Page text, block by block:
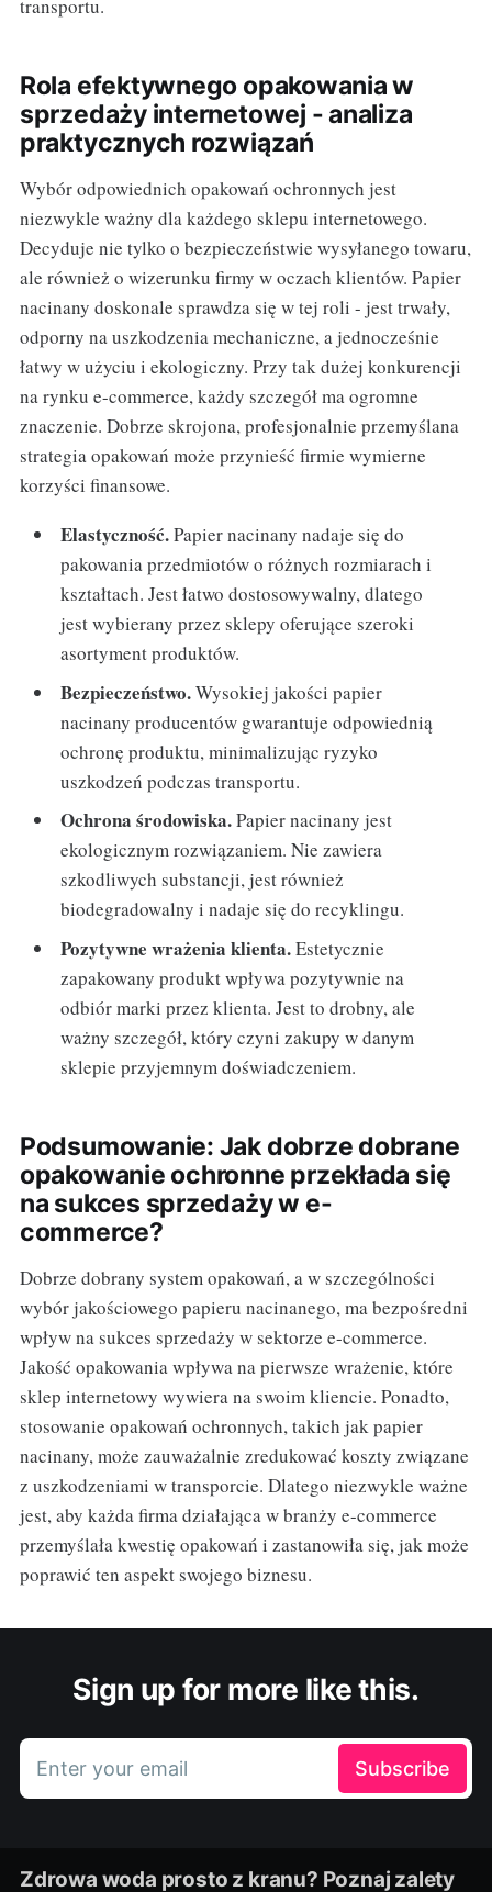
transportu.
Rola efektywnego opakowania w
sprzedaży internetowej - analiza
praktycznych rozwiązań
Wybór odpowiednich opakowań ochronnych jest
niezwykle ważny dla każdego sklepu internetowego.
Decyduje nie tylko o bezpieczeństwie wysyłanego towaru,
ale również o wizerunku firmy w oczach klientów. Papier
nacinany doskonale sprawdza się w tej roli - jest trwały,
odporny na uszkodzenia mechaniczne, a jednocześnie
łatwy w użyciu i ekologiczny. Przy tak dużej konkurencji
na rynku e-commerce, każdy szczegół ma ogromne
znaczenie. Dobrze skrojona, profesjonalnie przemyślana
strategia opakowań może przynieść firmie wymierne
korzyści finansowe.
Elastyczność.Papier nacinany nadaje się do
pakowania przedmiotów o różnych rozmiarach i
kształtach. Jest łatwo dostosowywalny, dlatego
jest wybierany przez sklepy oferujące szeroki
asortyment produktów.
Bezpieczeństwo.Wysokiej jakości papier
nacinany producentów gwarantuje odpowiednią
ochronę produktu, minimalizując ryzyko
uszkodzeń podczas transportu.
Ochrona środowiska.Papier nacinany jest
ekologicznym rozwiązaniem. Nie zawiera
szkodliwych substancji, jest również
biodegradowalny i nadaje się do recyklingu.
Pozytywne wrażenia klienta.Estetycznie
zapakowany produkt wpływa pozytywnie na
odbiór marki przez klienta. Jest to drobny, ale
ważny szczegół, który czyni zakupy w danym
sklepie przyjemnym doświadczeniem.
Podsumowanie: Jak dobrze dobrane
opakowanie ochronne przekłada się
na sukces sprzedaży w e-
commerce?
Dobrze dobrany system opakowań, a w szczególności
wybór jakościowego papieru nacinanego, ma bezpośredni
wpływ na sukces sprzedaży w sektorze e-commerce.
Jakość opakowania wpływa na pierwsze wrażenie, które
sklep internetowy wywiera na swoim kliencie. Ponadto,
stosowanie opakowań ochronnych, takich jak papier
nacinany, może zauważalnie zredukować koszty związane
z uszkodzeniami w transporcie. Dlatego niezwykle ważne
jest, aby każda firma działająca w branży e-commerce
przemyślała kwestię opakowań i zastanowiła się, jak może
poprawić ten aspekt swojego biznesu.
Sign up for more like this.
Enter your email Subscribe
Zdrowa woda prosto z kranu? Poznaj zalety